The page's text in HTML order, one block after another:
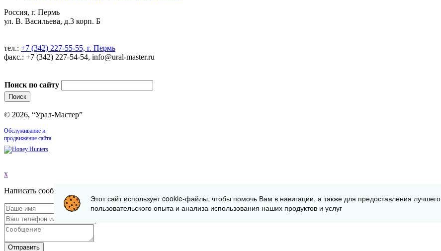
Россия, г. Пермь
ул. В. Васильева, д.3 корп. Б
тел.: +7 (342) 227-55-55, г. Пермь
факс.: +7 (342) 227-54-54, info@ural-master.ru
Поиск по сайту
© 2026, “Урал-Мастер”
Обслуживание и
продвижение сайта
x
Написать сообщение
Отправить
Этот сайт использует cookie-файлы, чтобы помочь Вам в навигации, а также для предоставления лучшего
пользовательского опыта и анализа использования наших продуктов и услуг